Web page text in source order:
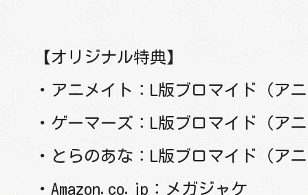
【オリジナル特典】
・アニメイト：L版ブロマイド（ア
・ゲーマーズ：L版ブロマイド（ア
・とらのあな：L版ブロマイド（ア
・Amazon.co.jp：メガジャケ